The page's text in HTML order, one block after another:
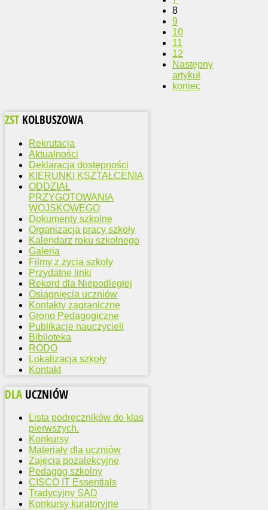
8
9
10
11
12
Następny
artykuł
koniec
ZST KOLBUSZOWA
Rekrutacja
Aktualności
Deklaracja dostępności
KIERUNKI KSZTAŁCENIA
ODDZIAŁ
PRZYGOTOWANIA
WOJSKOWEGO
Dokumenty szkolne
Organizacja pracy szkoły
Kalendarz roku szkolnego
Galeria
Filmy z życia szkoły
Przydatne linki
Rekord dla Niepodległej
Osiągnięcia uczniów
Kontakty zagraniczne
Grono Pedagogiczne
Publikacje nauczycieli
Biblioteka
RODO
Lokalizacja szkoły
Kontakt
DLA UCZNIÓW
Lista podręczników do klas
pierwszych.
Konkursy
Materiały dla uczniów
Zajęcia pozalekcyjne
Pedagog szkolny
CISCO IT Essentials
Tradycyjny SAD
Konkursy kuratoryjne